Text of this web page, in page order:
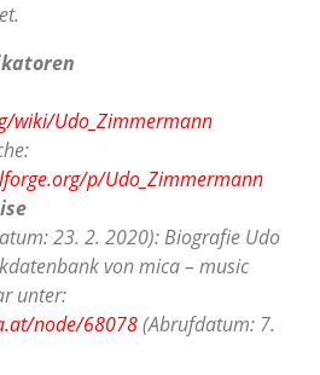
wiki/Udo_Zimmermann
p/Udo_Zimmermann
23. 2. 2020): Biografie Udo
von mica – music
unter:
node/68078(Abrufdatum: 7.